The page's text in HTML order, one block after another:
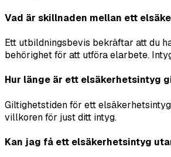
Vad är skillnaden mellan ett
Ett utbildningsbevis bekräftar att du
behörighet för att utföra elarbete.
Hur länge är ett elsäkerhetsintyg
Giltighetstiden för ett
villkoren för just ditt intyg.
Kan jag få ett elsäkerhetsintyg